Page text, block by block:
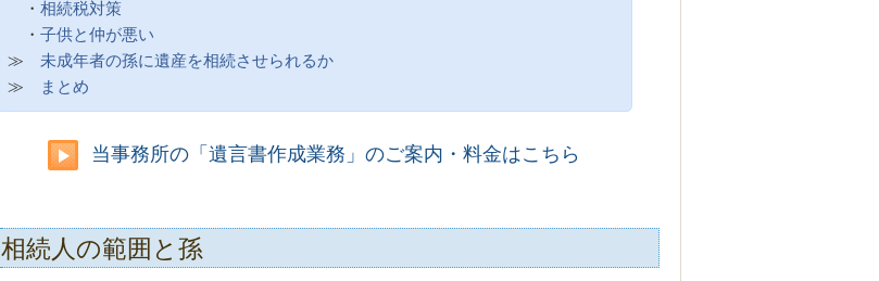
・ 相続税対策
・ 子供と仲が悪い
≫ 未成年者の孫に遺産を相続させられるか
≫
まとめ
当事務所の「遺言書作成業務」のご案内・料金はこちら
相続人の範囲と孫